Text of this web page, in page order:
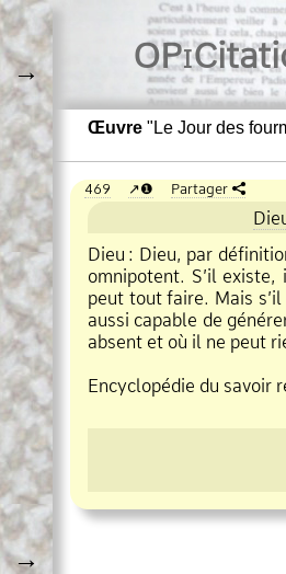
→
→
OPi
Œuvre "Le Jour des
469 ❶ Partager
Dieu : Dieu, par
omnipotent. S’il
peut tout faire. Mais
aussi capable de
absent et où il ne peut
Encyclopédie du savoir